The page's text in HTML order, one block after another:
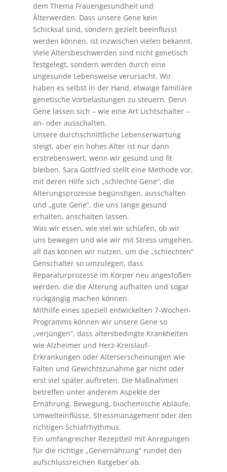
dem Thema Frauengesundheit und
Älterwerden. Dass unsere Gene kein
Schicksal sind, sondern gezielt beeinflusst
werden können, ist inzwischen vielen bekannt.
Viele Altersbeschwerden sind nicht genetisch
festgelegt, sondern werden durch eine
ungesunde Lebensweise verursacht. Wir
haben es selbst in der Hand, etwaige familiäre
genetische Vorbelastungen zu steuern. Denn
Gene lassen sich – wie eine Art Lichtschalter –
an- oder ausschalten.
Unsere durchschnittliche Lebenserwartung
steigt, aber ein hohes Alter ist nur dann
erstrebenswert, wenn wir gesund und fit
bleiben. Sara Gottfried stellt eine Methode vor,
mit deren Hilfe sich „schlechte Gene“, die
Alterungsprozesse begünstigen, ausschalten
und „gute Gene“, die uns lange gesund
erhalten, anschalten lassen.
Was wir essen, wie viel wir schlafen, ob wir
uns bewegen und wie wir mit Stress umgehen,
all das können wir nutzen, um die „schlechten“
Genschalter so umzulegen, dass
Reparaturprozesse im Körper neu angestoßen
werden, die die Alterung aufhalten und sogar
rückgängig machen können.
Mithilfe eines speziell entwickelten 7-Wochen-
Programms können wir unsere Gene so
„verjüngen“, dass altersbedingte Krankheiten
wie Alzheimer und Herz-Kreislauf-
Erkrankungen oder Alterserscheinungen wie
Falten und Gewichtszunahme gar nicht oder
erst viel später auftreten. Die Maßnahmen
betreffen unter anderem Aspekte der
Ernährung, Bewegung, biochemische Abläufe,
Umwelteinflüsse, Stressmanagement oder den
richtigen Schlafrhythmus.
Ein umfangreicher Rezeptteil mit Anregungen
für die richtige „Genernährung“ rundet den
aufschlussreichen Ratgeber ab.